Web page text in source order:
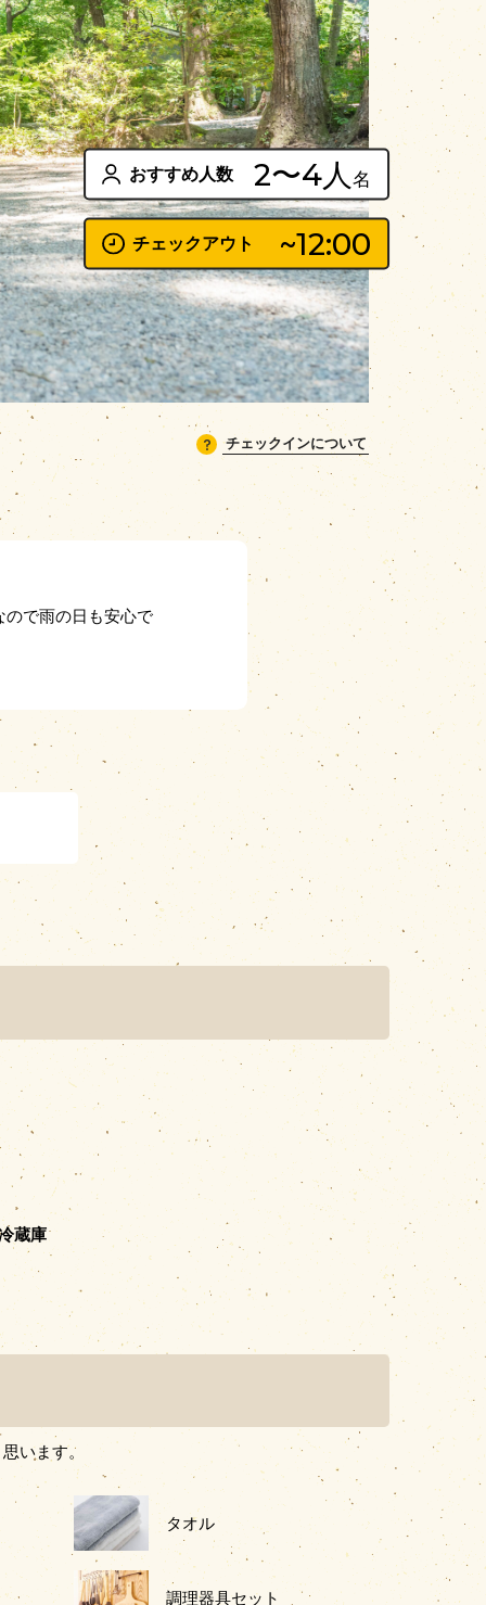
おすすめ人数 2〜4人名
チェックアウト ~12:00
？ チェックインについて
で雨の日も安心で
蔵庫
います。
タオル
調理器具セット